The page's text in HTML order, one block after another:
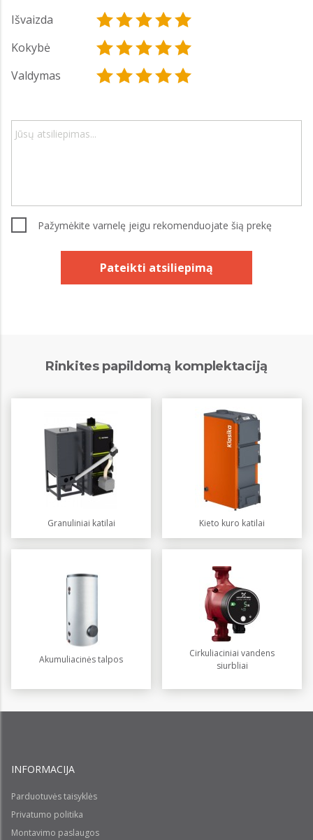
Išvaizda
Kokybė
Valdymas
Pažymėkite varnelę jeigu rekomenduojate šią prekę
Pateikti atsiliepimą
Rinkites papildomą komplektaciją
Granuliniai katilai Kieto kuro katilai
Akumuliacinės talpos
Cirkuliaciniai vandens
siurbliai
INFORMACIJA
Parduotuvės taisyklės
Privatumo politika
Montavimo paslaugos